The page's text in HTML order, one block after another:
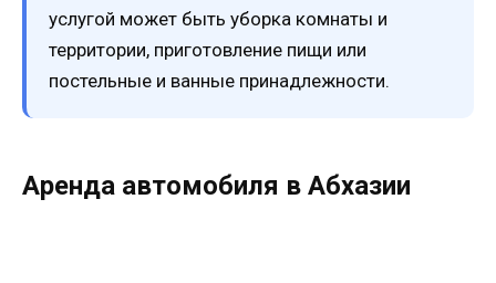
услугой может быть уборка комнаты и
территории, приготовление пищи или
постельные и ванные принадлежности.
Аренда автомобиля в Абхазии